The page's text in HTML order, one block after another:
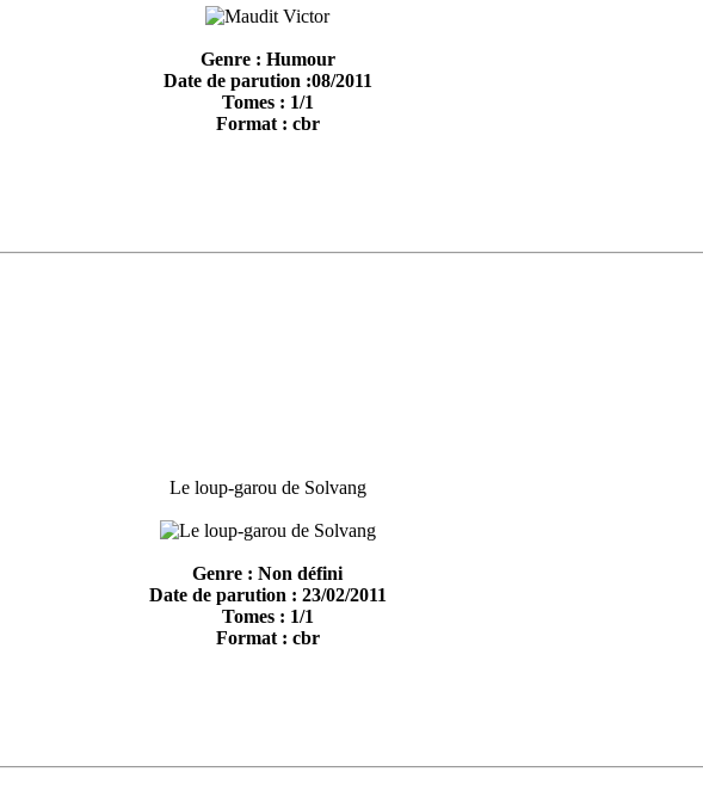
Genre : Humour
Date de parution :08/2011
Tomes : 1/1
Format : cbr
Le loup-garou de Solvang
Genre : Non défini
Date de parution : 23/02/2011
Tomes : 1/1
Format : cbr